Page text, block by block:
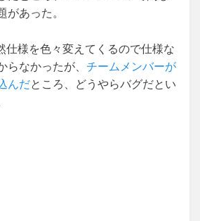
があった。
仕様を色々変えてくるので仕様な
らなかったが、 チームメンバーが
んだところ、どうやらバグだとい